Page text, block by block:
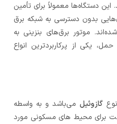
این دستگاه‌ها معمولاً برای تأمین
بدون دسترسی به شبکه برق
موتور برق‌های بنزینی به
یکی از پرکاربردترین انواع
گازوئیل می‌باشد و به واسطه
برای محیط های مسکونی مورد